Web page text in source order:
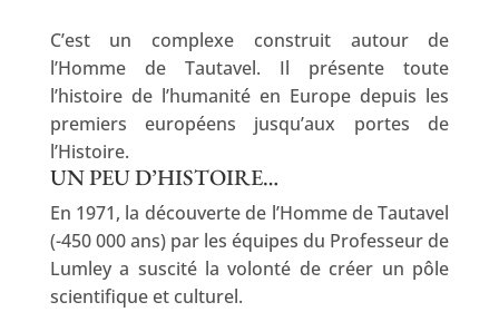
C’est un complexe construit autour de
l’Homme de Tautavel. Il présente toute
l’histoire de l’humanité en Europe depuis les
premiers européens jusqu’aux portes de
l’Histoire.
UN PEU D’HISTOIRE…
En 1971, la découverte de l’Homme de Tautavel
(-450 000 ans) par les équipes du Professeur de
Lumley a suscité la volonté de créer un pôle
scientifique et culturel.